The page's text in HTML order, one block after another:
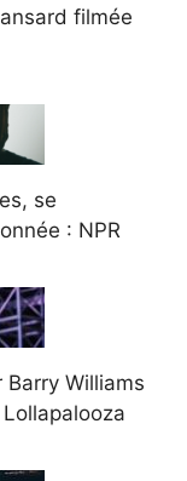
filmée
se
: NPR
Williams